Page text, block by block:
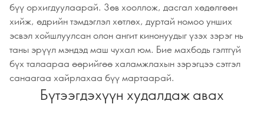
бүү орхигдуулаарай. Зөв хооллож, дасгал хөдөлгөөн
хийж, өдрийн тэмдэглэл хөтлөх, дуртай номоо унших
эсвэл хойшлуулсан олон ангит кинонуудыг үзэх зэрэг нь
таны эрүүл мэндэд маш чухал юм. Бие махбодь гэлтгүй
бүх талаараа өөрийгөө халамжлахын зэрэгцээ сэтгэл
санаагаа хайрлахаа бүү мартаарай.
Бүтээгдэхүүн худалдаж авах